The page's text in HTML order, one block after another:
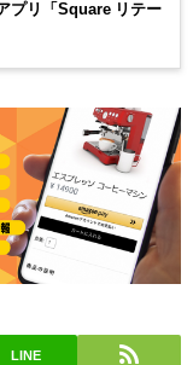
プリ「Square リテー
LINE